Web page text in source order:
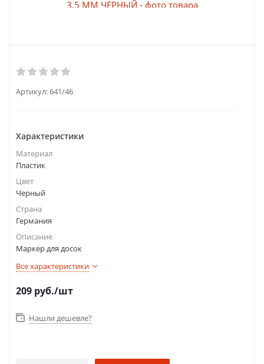
Артикул:641/46
Характеристики
Материал
Пластик
Цвет
Черный
Страна
Германия
Описание
Маркер для досок
Все характеристики
209 руб./шт
Нашли дешевле?